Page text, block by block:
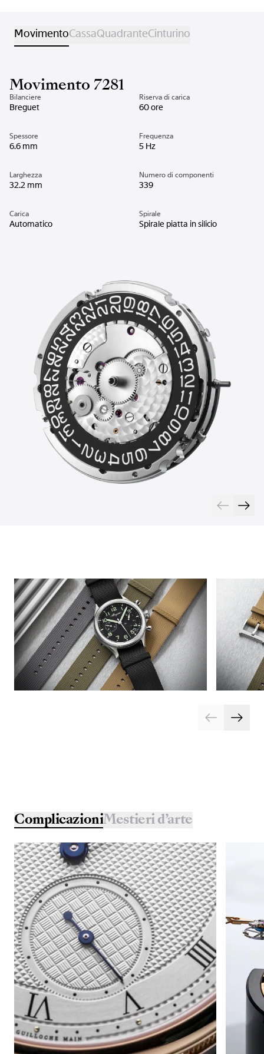
MovimentoCassaQuadranteCinturino
Movimento 7281
Bilanciere
Breguet
Riserva di carica
60 ore
Spessore
6.6 mm
Frequenza
5 Hz
Larghezza
32.2 mm
Numero di componenti
339
Carica
Automatico
Spirale
Spirale piatta in silicio
ComplicazioniMestieri d’arte